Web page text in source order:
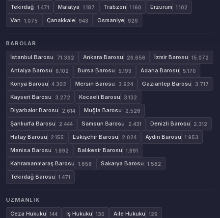
Tekirdağ 1.471 Malatya 1.187 Trabzon 1.160 Erzurum 1.102
Van 1.075 Çanakkale 943 Osmaniye 929
BAROLAR
İstanbul Barosu
71.362 Ankara Barosu 26.656 İzmir Barosu 15.072
Antalya Barosu 6.102 Bursa Barosu 5.199 Adana Barosu 5.170
Konya Barosu 4.302 Mersin Barosu 3.924 Gaziantep Barosu 3.717
Kayseri Barosu 3.272 Kocaeli Barosu 3.132
Diyarbakır Barosu 2.614 Muğla Barosu 2.526
Şanlıurfa Barosu 2.444 Samsun Barosu 2.431 Denizli Barosu 2.312
Hatay Barosu 2.155 Eskişehir Barosu 2.024 Aydın Barosu 1.953
Manisa Barosu 1.892 Balıkesir Barosu 1.891
Kahramanmaraş Barosu 1.658 Sakarya Barosu 1.582
Tekirdağ Barosu 1.471
UZMANLIK
Ceza Hukuku
144 İş Hukuku 130 Aile Hukuku 126